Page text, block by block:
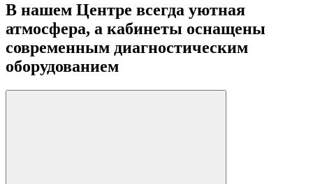
В нашем Центре всегда уютная
атмосфера, а кабинеты оснащены
современным диагностическим
оборудованием